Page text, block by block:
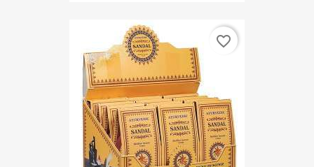
favorite_border